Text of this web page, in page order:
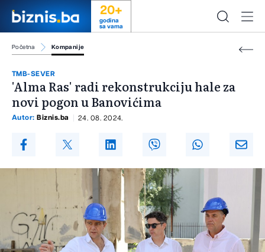
20+
godina
sa vama
Početna Kompanije
TMB-SEVER
'Alma Ras' radi rekonstrukciju hale za
novi pogon u Banovićima
Autor: Biznis.ba 24. 08. 2024.